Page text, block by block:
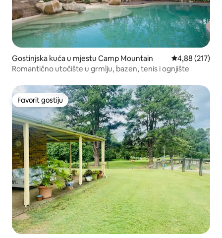
Gostinjska kuća u mjestu Camp Mountain Prosječna
4,88 (217)
Romantično utočište u grmlju, bazen, tenis i ognjište
Favorit gostiju
Favorit gostiju